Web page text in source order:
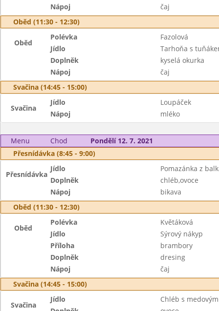
Nápoj
čaj
Oběd (11:30 - 12:30)
Oběd
Polévka
Fazolová
Jídlo
Tarhoňa s
Doplněk
kyselá okurka
Nápoj
čaj
Svačina (14:45 - 15:00)
Svačina
Jídlo
Loupáček
Nápoj
mléko
Menu Chod
Pondělí 12. 7. 2021
Přesnídávka (8:45 - 9:00)
Přesnídávka
Jídlo
Pomazánka z
Doplněk
chléb,ovoce
Nápoj
bikava
Oběd (11:30 - 12:30)
Oběd
Polévka
Květáková
Jídlo
Sýrový nákyp
Příloha
brambory
Doplněk
dresing
Nápoj
čaj
Svačina (14:45 - 15:00)
Svačina
Jídlo
Chléb s